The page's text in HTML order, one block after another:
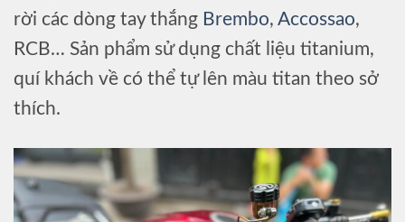
rời các dòng tay thắng Brembo, Accossao,
RCB… Sản phẩm sử dụng chất liệu titanium,
quí khách về có thể tự lên màu titan theo sở
thích.